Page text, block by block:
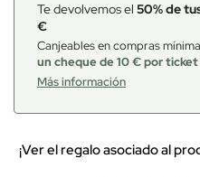
Te devolvemos el 50% de
€
Canjeables en compras
un cheque de 10 € por ticket
Más información
¡Ver el regalo asociado al